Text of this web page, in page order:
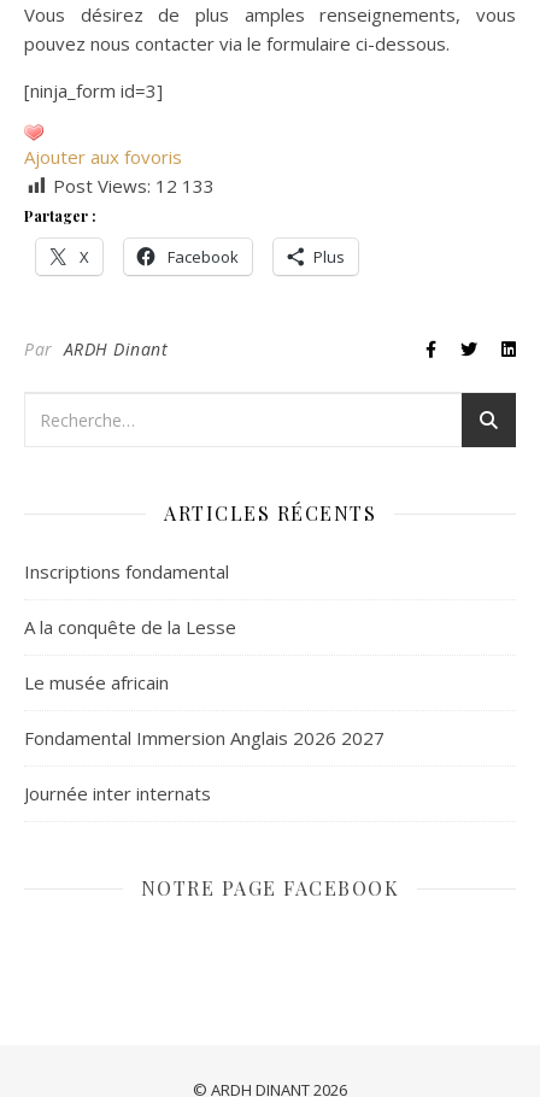
Vous désirez de plus amples renseignements, vous
pouvez nous contacter via le formulaire ci-dessous.
[ninja_form id=3]
Ajouter aux fovoris
Post Views: 12 133
Partager :
X Facebook Plus
ParARDH Dinant
ARTICLES RÉCENTS
Inscriptions fondamental
A la conquête de la Lesse
Le musée africain
Fondamental Immersion Anglais 2026 2027
Journée inter internats
NOTRE PAGE FACEBOOK
© ARDH DINANT 2026